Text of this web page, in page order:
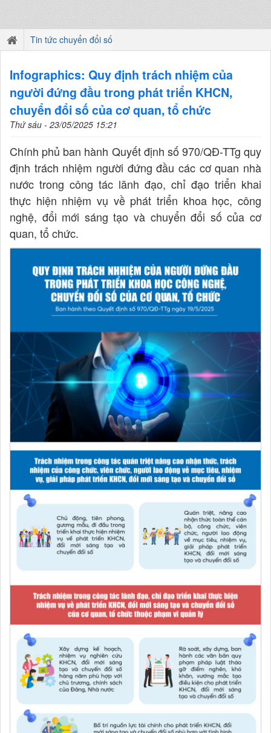
Tin tức chuyển đổi số
Infographics: Quy định trách nhiệm của
người đứng đầu trong phát triển KHCN,
chuyển đổi số của cơ quan, tổ chức
Thứ sáu - 23/05/2025 15:21
Chính phủ ban hành Quyết định số 970/QĐ-TTg quy
định trách nhiệm người đứng đầu các cơ quan nhà
nước trong công tác lãnh đạo, chỉ đạo triển khai
thực hiện nhiệm vụ về phát triển khoa học, công
nghệ, đổi mới sáng tạo và chuyển đổi số của cơ
quan, tổ chức.